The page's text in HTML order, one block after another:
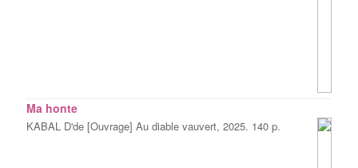
Ma honte
KABAL D'de [Ouvrage] Au diable vauvert, 2025. 140 p.